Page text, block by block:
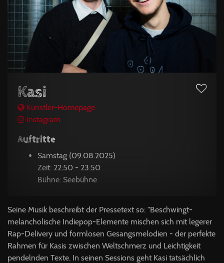
Kasi
Künstler-Homepage
Instagram
Auftritte
Samstag (09.08.2025)
Zeit: 22:50 - 23:50
Bühne: Seebühne
Seine Musik beschreibt der Pressetext so: "Beschwingt-
melancholische Indiepop-Elemente mischen sich mit legerer
Rap-Delivery und formlosen Gesangsmelodien - der perfekte
Rahmen für Kasis zwischen Weltschmerz und Leichtigkeit
pendelnden Texte. In seinen Sessions geht Kasi tatsächlich